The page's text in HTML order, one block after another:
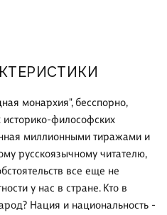
монархия", бесспорно,
философских
миллионными тиражами и
русскоязычному читателю,
все еще не
у нас в стране. Кто в
Нация и национальность -